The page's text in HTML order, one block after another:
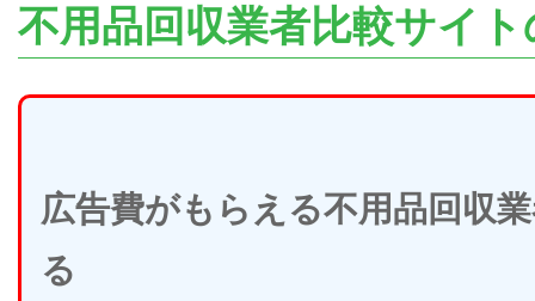
不用品回収業者比較サイ
広告費がもらえる不用品回収
る